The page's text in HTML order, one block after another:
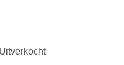
Uitverkocht